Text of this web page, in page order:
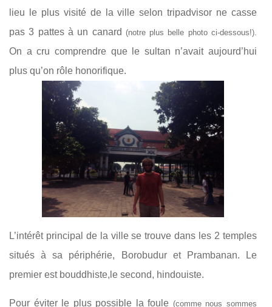
lieu le plus visité de la ville selon tripadvisor ne casse
pas 3 pattes à un canard (notre plus belle photo ci-dessous!).
On a cru comprendre que le sultan n’avait aujourd’hui
plus qu’on rôle honorifique.
L’intérêt principal de la ville se trouve dans les 2 temples
situés à sa périphérie, Borobudur et Prambanan. Le
premier est bouddhiste,le second, hindouiste.
Pour éviter le plus possible la foule (comme nous sommes